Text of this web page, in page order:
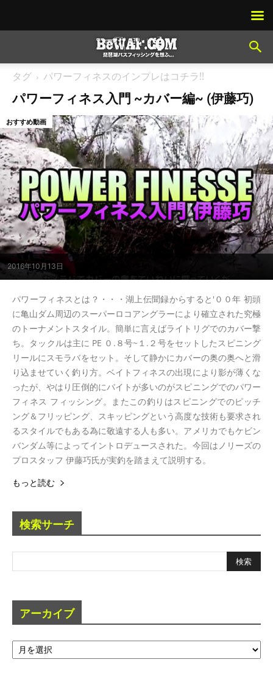
タグ パワーフィネスのインプレはコチラ!!
パワーフィネス入門 ~カバー編~ (伊藤巧)
2016年10月13日
おすすめ動画
パワーフィネスとは？・・・湖上伝聞録からすると'００年 初頭
に亀山ダム周辺のスーパーロコアングラーにより確立された究極
のトーナメントスタイル。簡単に言えばライトリグでのカバー撃
ち。タックルは主に PE ０.８号~１.２号をセットしたスピニング
リールにスモラバをセット。そして静かにカバーの奥の奥へと滑
り込ませていく釣り方。ベイトフィネスの出現により影が薄くな
ったが、やはり圧倒的にバイトが多いのがスピニングでのパワー
フィネス フィッシング。またこの釣りはスピニングでのピッチ
ング＆フリッピング、スキッピングという高度な技術も要求され
るスタイルでもある為に敬遠する人も多い。アメリカでもケビン
バンダム等によってイントロデュースされた。今回はノリーズの
プロスタッフ 伊藤巧氏が実釣を踏まえて説明する。
もっと読む
検索サーチ
アーカイブ
ア
ー